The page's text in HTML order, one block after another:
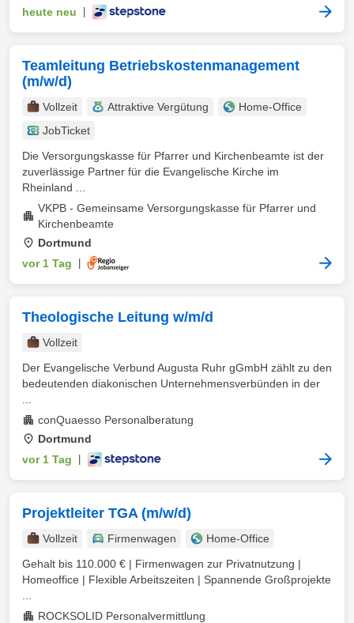
heute neu
Teamleitung Betriebskostenmanagement
(m/w/d)
Vollzeit Attraktive Vergütung
Home-Office
JobTicket
Die Versorgungskasse für Pfarrer und Kirchenbeamte ist der
zuverlässige Partner für die Evangelische Kirche im
Rheinland ...
VKPB - Gemeinsame Versorgungskasse für Pfarrer und
Kirchenbeamte
Dortmund
vor 1 Tag
Theologische Leitung w/m/d
Vollzeit
Der Evangelische Verbund Augusta Ruhr gGmbH zählt zu den
bedeutenden diakonischen Unternehmensverbünden in der
conQuaesso Personalberatung
Dortmund
vor 1 Tag
Projektleiter TGA (m/w/d)
Vollzeit Firmenwagen
Home-Office
Gehalt bis 110.000 € | Firmenwagen zur Privatnutzung |
Homeoffice | Flexible Arbeitszeiten | Spannende Großprojekte
ROCKSOLID Personalvermittlung